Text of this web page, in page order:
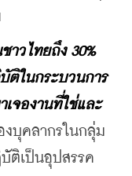
าวไทยถึง 30%
ติในกระบวนการ
เจองานที่ใช่และ
บุคลากรในกลุ่ม
ติเป็นอุปสรรค